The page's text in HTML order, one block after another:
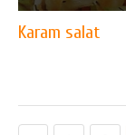
Karam salat